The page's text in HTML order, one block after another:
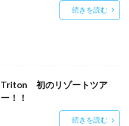
続きを読む
Triton 初のリゾートツア
ー！！
続きを読む